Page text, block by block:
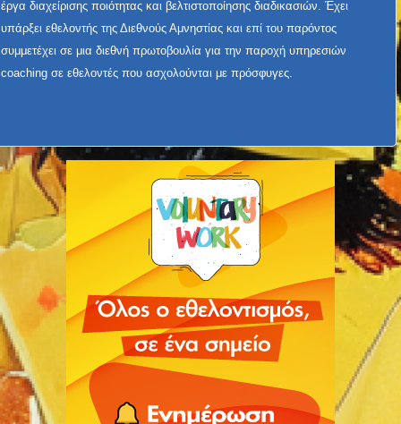
έργα διαχείρισης ποιότητας και βελτιστοποίησης διαδικασιών. Έχει
υπάρξει εθελοντής της Διεθνούς Αμνηστίας και επί του παρόντος
συμμετέχει σε μια διεθνή πρωτοβουλία για την παροχή υπηρεσιών
coaching σε εθελοντές που ασχολούνται με πρόσφυγες.